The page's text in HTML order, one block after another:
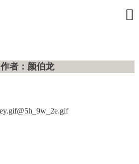

作者：颜伯龙